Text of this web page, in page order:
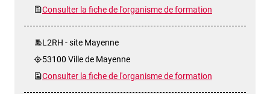
Consulter la fiche de l'organisme de formation
L2RH - site Mayenne
53100 Ville de Mayenne
Consulter la fiche de l'organisme de formation